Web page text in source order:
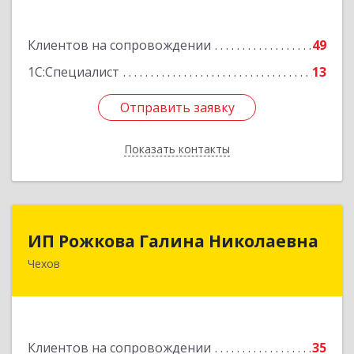
Клиентов на сопровождении
49
1С:Специалист
13
Отправить заявку
Показать контакты
Отправить заявку
Назад
ИП Рожкова Галина Николаевна
Чехов
Клиентов на сопровождении 35
142306, Московская обл, Чеховский р-н, Чехов